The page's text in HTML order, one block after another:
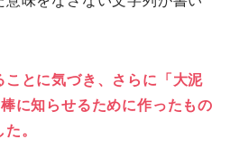
とに気づき、さらに「大泥
に知らせるために作ったもの
。